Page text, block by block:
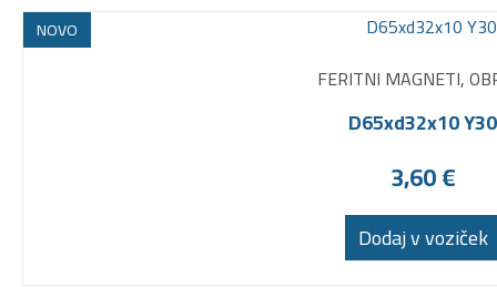
NOVO
FERITNI MAGNETI,
D65xd32x10 Y30
3,60€
Dodaj v voziček